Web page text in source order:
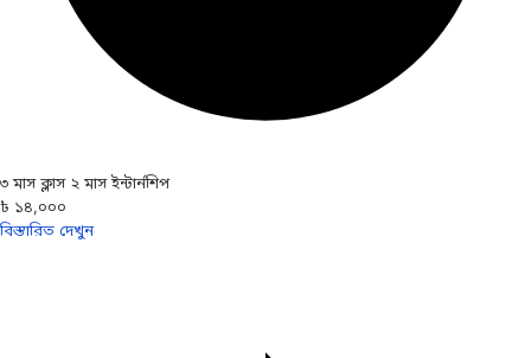
৩ মাস ক্লাস ২ মাস ইন্টার্নশিপ
৳ ১৪,০০০
বিস্তারিত দেখুন